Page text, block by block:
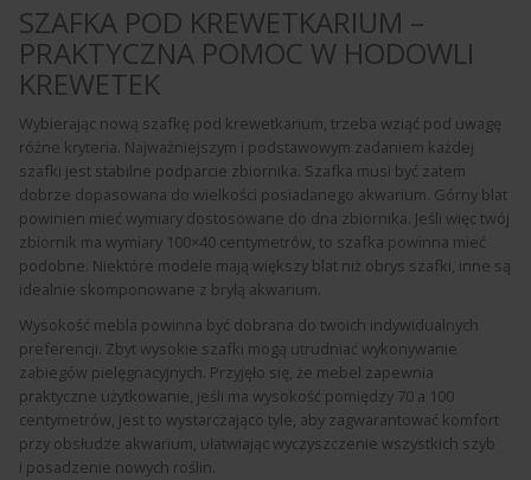
SZAFKA POD KREWETKARIUM –
PRAKTYCZNA POMOC W HODOWLI
KREWETEK
Wybierając nową szafkę pod krewetkarium, trzeba wziąć pod uwagę
różne kryteria. Najważniejszym i podstawowym zadaniem każdej
szafki jest stabilne podparcie zbiornika. Szafka musi być zatem
dobrze dopasowana do wielkości posiadanego akwarium. Górny blat
powinien mieć wymiary dostosowane do dna zbiornika. Jeśli więc twój
zbiornik ma wymiary 100×40 centymetrów, to szafka powinna mieć
podobne. Niektóre modele mają większy blat niż obrys szafki, inne są
idealnie skomponowane z bryłą akwarium.
Wysokość mebla powinna być dobrana do twoich indywidualnych
preferencji. Zbyt wysokie szafki mogą utrudniać wykonywanie
zabiegów pielęgnacyjnych. Przyjęło się, że mebel zapewnia
praktyczne użytkowanie, jeśli ma wysokość pomiędzy 70 a 100
centymetrów, jest to wystarczająco tyle, aby zagwarantować komfort
przy obsłudze akwarium, ułatwiając wyczyszczenie wszystkich szyb
i posadzenie nowych roślin.